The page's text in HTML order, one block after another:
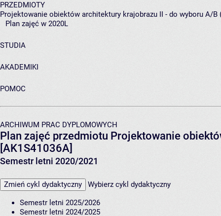
PRZEDMIOTY
Projektowanie obiektów architektury krajobrazu II - do wyboru A/B
Plan zajęć w 2020L
STUDIA
AKADEMIKI
POMOC
ARCHIWUM PRAC DYPLOMOWYCH
Plan zajęć przedmiotu Projektowanie
[AK1S41036A]
Semestr letni 2020/2021
Zmień cykl dydaktyczny Wybierz cykl dydaktyczny
Semestr letni 2025/2026
Semestr letni 2024/2025